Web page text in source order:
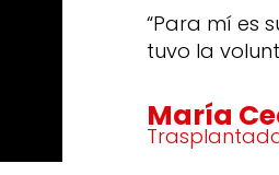
“Para mí es
tuvo la
María